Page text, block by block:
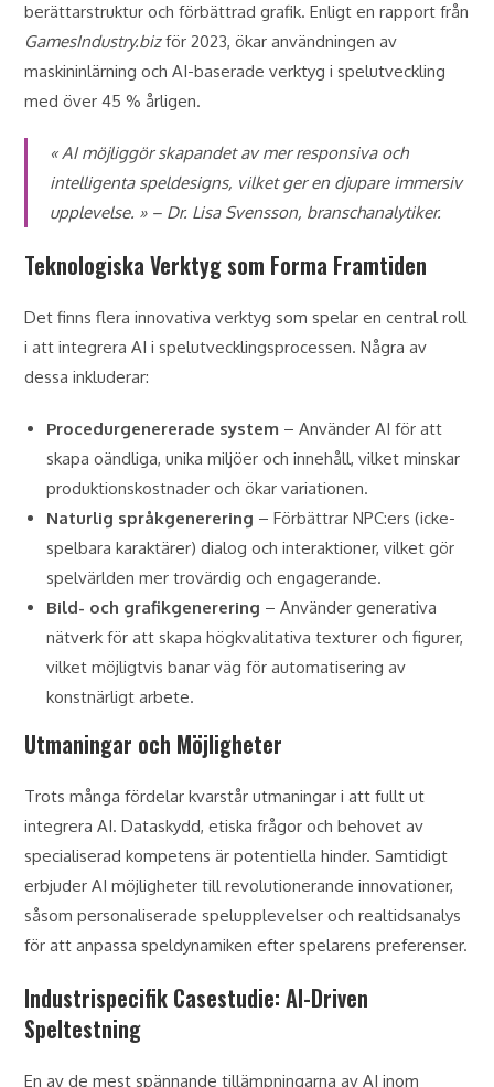
berättarstruktur och förbättrad grafik. Enligt en rapport från
GamesIndustry.bizför 2023, ökar användningen av
maskininlärning och AI-baserade verktyg i spelutveckling
med över 45 % årligen.
« AI möjliggör skapandet av mer responsiva och
intelligenta speldesigns, vilket ger en djupare immersiv
upplevelse. » – Dr. Lisa Svensson, branschanalytiker.
Teknologiska Verktyg som Forma Framtiden
Det finns flera innovativa verktyg som spelar en central roll
i att integrera AI i spelutvecklingsprocessen. Några av
dessa inkluderar:
Procedurgenererade system – Använder AI för att
skapa oändliga, unika miljöer och innehåll, vilket minskar
produktionskostnader och ökar variationen.
Naturlig språkgenerering – Förbättrar NPC:ers (icke-
spelbara karaktärer) dialog och interaktioner, vilket gör
spelvärlden mer trovärdig och engagerande.
Bild- och grafikgenerering – Använder generativa
nätverk för att skapa högkvalitativa texturer och figurer,
vilket möjligtvis banar väg för automatisering av
konstnärligt arbete.
Utmaningar och Möjligheter
Trots många fördelar kvarstår utmaningar i att fullt ut
integrera AI. Dataskydd, etiska frågor och behovet av
specialiserad kompetens är potentiella hinder. Samtidigt
erbjuder AI möjligheter till revolutionerande innovationer,
såsom personaliserade spelupplevelser och realtidsanalys
för att anpassa speldynamiken efter spelarens preferenser.
Industrispecifik Casestudie: AI-Driven
Speltestning
En av de mest spännande tillämpningarna av AI inom